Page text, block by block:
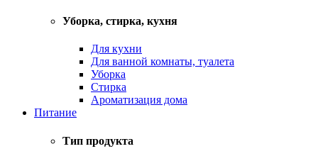
Уборка, стирка, кухня
Для кухни
Для ванной комнаты, туалета
Уборка
Стирка
Ароматизация дома
Питание
Тип продукта